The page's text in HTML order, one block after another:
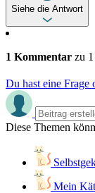
Siehe die Antwort
1 Kommentar zu 1
Du hast eine Frage
Diese Themen
Mein